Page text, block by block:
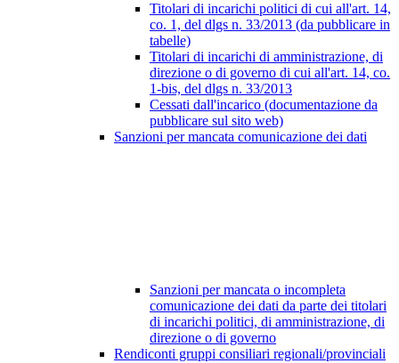
Titolari di incarichi politici di cui all'art. 14,
co. 1, del dlgs n. 33/2013 (da pubblicare in
tabelle)
Titolari di incarichi di amministrazione, di
direzione o di governo di cui all'art. 14, co.
1-bis, del dlgs n. 33/2013
Cessati dall'incarico (documentazione da
pubblicare sul sito web)
Sanzioni per mancata comunicazione dei dati
Sanzioni per mancata o incompleta
comunicazione dei dati da parte dei titolari
di incarichi politici, di amministrazione, di
direzione o di governo
Rendiconti gruppi consiliari regionali/provinciali